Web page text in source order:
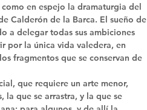
en espejo la dramaturgia del
Calderón de la Barca. El sueño de
a delegar todas sus ambiciones
por la única vida valedera, en
fragmentos que se conservan de
que requiere un arte menor,
la que se arrastra, y la que se